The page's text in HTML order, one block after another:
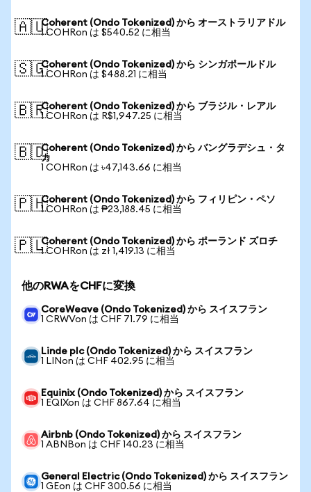
🇦🇺Coherent (Ondo Tokenized) から オーストラリアドル
1 COHRon は $540.52 に相当
🇸🇬Coherent (Ondo Tokenized) から シンガポールドル
1 COHRon は $488.21 に相当
🇧🇷Coherent (Ondo Tokenized) から ブラジル・レアル
1 COHRon は R$1,947.25 に相当
🇧🇩Coherent (Ondo Tokenized) から バングラデシュ・タ
カ
1 COHRon は ৳47,143.66 に相当
🇵🇭Coherent (Ondo Tokenized) から フィリピン・ペソ
1 COHRon は ₱23,188.45 に相当
🇵🇱Coherent (Ondo Tokenized) から ポーランド ズロチ
1 COHRon は zł 1,419.13 に相当
他のRWAをCHFに変換
CoreWeave (Ondo Tokenized) から スイスフラン
1 CRWVon は CHF 71.79 に相当
Linde plc (Ondo Tokenized) から スイスフラン
1 LINon は CHF 402.95 に相当
Equinix (Ondo Tokenized) から スイスフラン
1 EQIXon は CHF 867.64 に相当
Airbnb (Ondo Tokenized) から スイスフラン
1 ABNBon は CHF 140.23 に相当
General Electric (Ondo Tokenized) から スイスフラン
1 GEon は CHF 300.56 に相当